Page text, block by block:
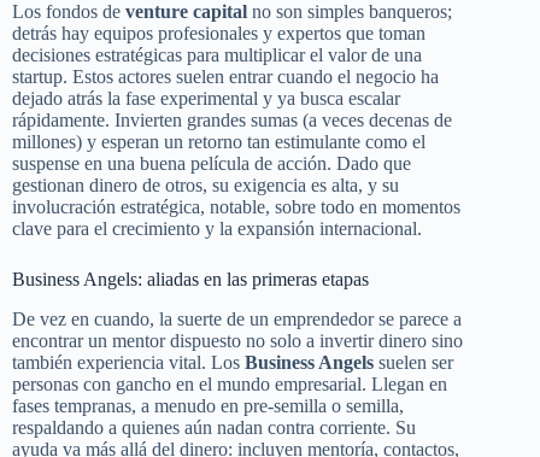
Los fondos de venture capital no son simples banqueros;
detrás hay equipos profesionales y expertos que toman
decisiones estratégicas para multiplicar el valor de una
startup. Estos actores suelen entrar cuando el negocio ha
dejado atrás la fase experimental y ya busca escalar
rápidamente. Invierten grandes sumas (a veces decenas de
millones) y esperan un retorno tan estimulante como el
suspense en una buena película de acción. Dado que
gestionan dinero de otros, su exigencia es alta, y su
involucración estratégica, notable, sobre todo en momentos
clave para el crecimiento y la expansión internacional.
Business Angels: aliadas en las primeras etapas
De vez en cuando, la suerte de un emprendedor se parece a
encontrar un mentor dispuesto no solo a invertir dinero sino
también experiencia vital. Los Business Angels suelen ser
personas con gancho en el mundo empresarial. Llegan en
fases tempranas, a menudo en pre-semilla o semilla,
respaldando a quienes aún nadan contra corriente. Su
ayuda va más allá del dinero: incluyen mentoría, contactos,